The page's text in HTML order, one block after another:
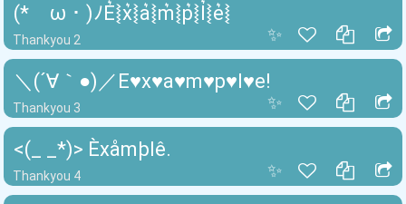
✨
Thankyou 2
(*ゝω・)ﾉE͛⦚x͛⦚a͛⦚m͛⦚p͛⦚l͛⦚e͛⦚
✨
Thankyou 3
＼(´∀｀●)／E♥x♥a♥m♥p♥l♥e!
✨
Thankyou 4
<(_ _*)> Èxåmþlê.